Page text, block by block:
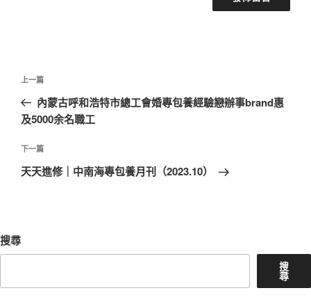
文
導
覽
上
一
篇
章
上一篇
內蒙古呼和浩特市總工會婚專包養經驗戀辦事brand惠
及5000余名職工
下
一
下一篇
天天進修｜中南海專包養月刊（2023.10）
搜尋
搜
尋